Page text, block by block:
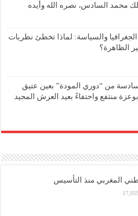
محمد السادس، نصره الله وأيده
والسياسة: لماذا تخطئ نظريات
الظاهرة؟
من “دوري المودة” بعين عتيق
منتفع واحتفاءً بعيد العرش المجيد
المغربي منذ التأسيس